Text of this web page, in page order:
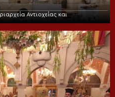
Αντιοχείας και